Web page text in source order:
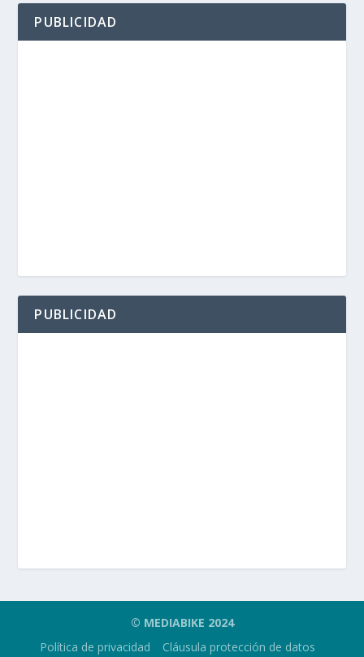
PUBLICIDAD
PUBLICIDAD
© MEDIABIKE 2024
Política de privacidad
Cláusula protección de datos